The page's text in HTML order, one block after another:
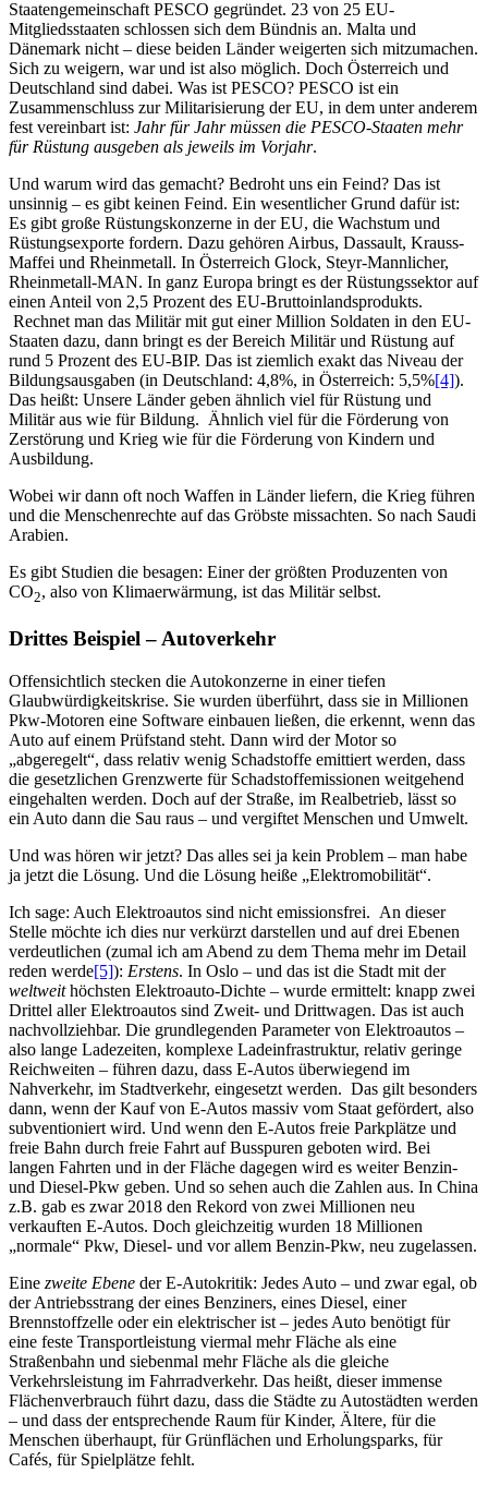
Staatengemeinschaft PESCO gegründet. 23 von 25 EU-
Mitgliedsstaaten schlossen sich dem Bündnis an. Malta und
Dänemark nicht – diese beiden Länder weigerten sich mitzumachen.
Sich zu weigern, war und ist also möglich. Doch Österreich und
Deutschland sind dabei. Was ist PESCO? PESCO ist ein
Zusammenschluss zur Militarisierung der EU, in dem unter anderem
fest vereinbart ist: Jahr für Jahr müssen die PESCO-Staaten mehr
für Rüstung ausgeben als jeweils im Vorjahr.
Und warum wird das gemacht? Bedroht uns ein Feind? Das ist
unsinnig – es gibt keinen Feind. Ein wesentlicher Grund dafür ist:
Es gibt große Rüstungskonzerne in der EU, die Wachstum und
Rüstungsexporte fordern. Dazu gehören Airbus, Dassault, Krauss-
Maffei und Rheinmetall. In Österreich Glock, Steyr-Mannlicher,
Rheinmetall-MAN. In ganz Europa bringt es der Rüstungssektor auf
einen Anteil von 2,5 Prozent des EU-Bruttoinlandsprodukts.
Rechnet man das Militär mit gut einer Million Soldaten in den EU-
Staaten dazu, dann bringt es der Bereich Militär und Rüstung auf
rund 5 Prozent des EU-BIP. Das ist ziemlich exakt das Niveau der
Bildungsausgaben (in Deutschland: 4,8%, in Österreich: 5,5%[4]).
Das heißt: Unsere Länder geben ähnlich viel für Rüstung und
Militär aus wie für Bildung. Ähnlich viel für die Förderung von
Zerstörung und Krieg wie für die Förderung von Kindern und
Ausbildung.
Wobei wir dann oft noch Waffen in Länder liefern, die Krieg führen
und die Menschenrechte auf das Gröbste missachten. So nach Saudi
Arabien.
Es gibt Studien die besagen: Einer der größten Produzenten von
CO2, also von Klimaerwärmung, ist das Militär selbst.
Drittes Beispiel – Autoverkehr
Offensichtlich stecken die Autokonzerne in einer tiefen
Glaubwürdigkeitskrise. Sie wurden überführt, dass sie in Millionen
Pkw-Motoren eine Software einbauen ließen, die erkennt, wenn das
Auto auf einem Prüfstand steht. Dann wird der Motor so
„abgeregelt“, dass relativ wenig Schadstoffe emittiert werden, dass
die gesetzlichen Grenzwerte für Schadstoffemissionen weitgehend
eingehalten werden. Doch auf der Straße, im Realbetrieb, lässt so
ein Auto dann die Sau raus – und vergiftet Menschen und Umwelt.
Und was hören wir jetzt? Das alles sei ja kein Problem – man habe
ja jetzt die Lösung. Und die Lösung heiße „Elektromobilität“.
Ich sage: Auch Elektroautos sind nicht emissionsfrei. An dieser
Stelle möchte ich dies nur verkürzt darstellen und auf drei Ebenen
verdeutlichen (zumal ich am Abend zu dem Thema mehr im Detail
reden werde[5]): Erstens. In Oslo – und das ist die Stadt mit der
weltweithöchsten Elektroauto-Dichte – wurde ermittelt: knapp zwei
Drittel aller Elektroautos sind Zweit- und Drittwagen. Das ist auch
nachvollziehbar. Die grundlegenden Parameter von Elektroautos –
also lange Ladezeiten, komplexe Ladeinfrastruktur, relativ geringe
Reichweiten – führen dazu, dass E-Autos überwiegend im
Nahverkehr, im Stadtverkehr, eingesetzt werden. Das gilt besonders
dann, wenn der Kauf von E-Autos massiv vom Staat gefördert, also
subventioniert wird. Und wenn den E-Autos freie Parkplätze und
freie Bahn durch freie Fahrt auf Busspuren geboten wird. Bei
langen Fahrten und in der Fläche dagegen wird es weiter Benzin-
und Diesel-Pkw geben. Und so sehen auch die Zahlen aus. In China
z.B. gab es zwar 2018 den Rekord von zwei Millionen neu
verkauften E-Autos. Doch gleichzeitig wurden 18 Millionen
„normale“ Pkw, Diesel- und vor allem Benzin-Pkw, neu zugelassen.
Eine zweite Ebene der E-Autokritik: Jedes Auto – und zwar egal, ob
der Antriebsstrang der eines Benziners, eines Diesel, einer
Brennstoffzelle oder ein elektrischer ist – jedes Auto benötigt für
eine feste Transportleistung viermal mehr Fläche als eine
Straßenbahn und siebenmal mehr Fläche als die gleiche
Verkehrsleistung im Fahrradverkehr. Das heißt, dieser immense
Flächenverbrauch führt dazu, dass die Städte zu Autostädten werden
– und dass der entsprechende Raum für Kinder, Ältere, für die
Menschen überhaupt, für Grünflächen und Erholungsparks, für
Cafés, für Spielplätze fehlt.